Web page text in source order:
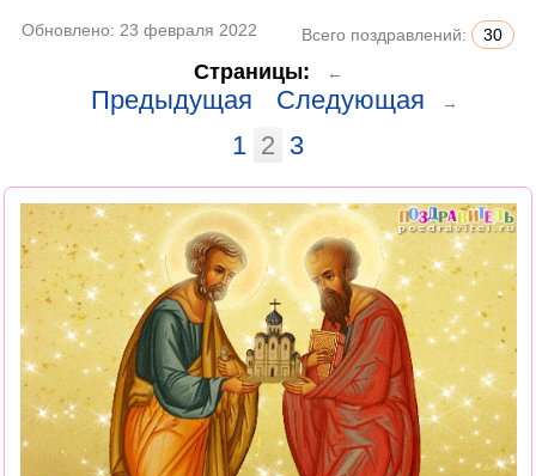
Обновлено: 23 февраля 2022 Всего поздравлений: 30
Страницы: ←
Предыдущая Следующая →
1 2 3